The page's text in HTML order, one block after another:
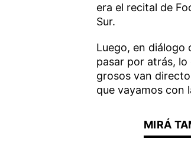
era el recital de
Sur.
Luego, en
pasar por atrás,
grosos van directo
que vayamos con